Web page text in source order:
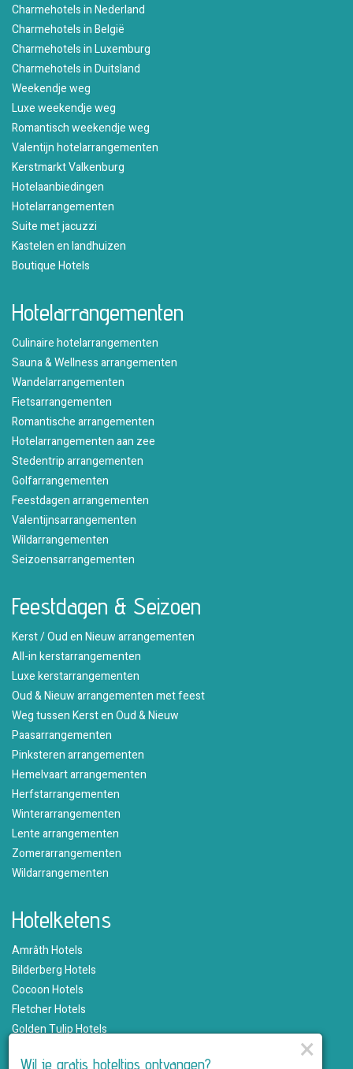
Charmehotels in Nederland
Charmehotels in België
Charmehotels in Luxemburg
Charmehotels in Duitsland
Weekendje weg
Luxe weekendje weg
Romantisch weekendje weg
Valentijn hotelarrangementen
Kerstmarkt Valkenburg
Hotelaanbiedingen
Hotelarrangementen
Suite met jacuzzi
Kastelen en landhuizen
Boutique Hotels
Hotelarrangementen
Culinaire hotelarrangementen
Sauna & Wellness arrangementen
Wandelarrangementen
Fietsarrangementen
Romantische arrangementen
Hotelarrangementen aan zee
Stedentrip arrangementen
Golfarrangementen
Feestdagen arrangementen
Valentijnsarrangementen
Wildarrangementen
Seizoensarrangementen
Feestdagen & Seizoen
Kerst / Oud en Nieuw arrangementen
All-in kerstarrangementen
Luxe kerstarrangementen
Oud & Nieuw arrangementen met feest
Weg tussen Kerst en Oud & Nieuw
Paasarrangementen
Pinksteren arrangementen
Hemelvaart arrangementen
Herfstarrangementen
Winterarrangementen
Lente arrangementen
Zomerarrangementen
Wildarrangementen
Hotelketens
Amrâth Hotels
Bilderberg Hotels
Cocoon Hotels
Fletcher Hotels
Golden Tulip Hotels
×
Wil je gratis hoteltips ontvangen?